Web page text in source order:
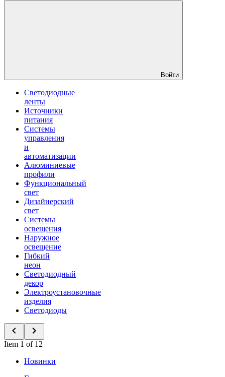
Войти
Светодиодные
ленты
Источники
питания
Системы
управления
и
автоматизации
Алюминиевые
профили
Функциональный
свет
Дизайнерский
свет
Системы
освещения
Наружное
освещение
Гибкий
неон
Светодиодный
декор
Электроустановочные
изделия
Светодиоды
Item 1 of 12
Новинки